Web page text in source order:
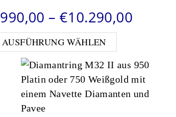
990,00 –€10.290,00
AUSFÜHRUNG WÄHLEN Dieses